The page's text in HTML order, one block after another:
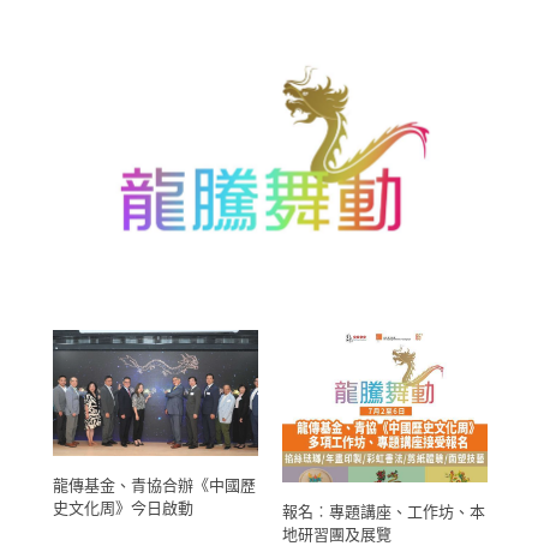
龍騰舞動
龍傳基金、青協合辦《中國歷
史文化周》今日啟動
報名︰專題講座、工作坊、本
地研習團及展覽